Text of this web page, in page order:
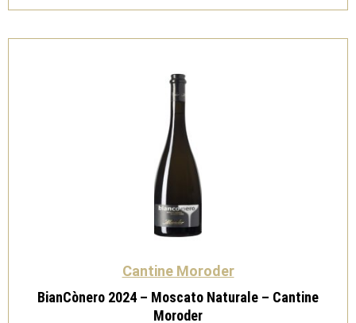
quantità
Cantine Moroder
BianCònero 2024 – Moscato Naturale – Cantine
Moroder